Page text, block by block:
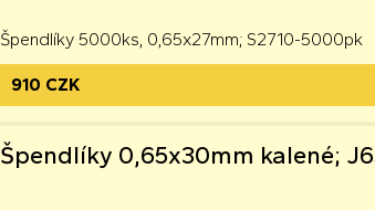
Špendlíky 5000ks, 0,65x27mm; S2710-5000pk
910 CZK
Špendlíky 0,65x30mm kalené;